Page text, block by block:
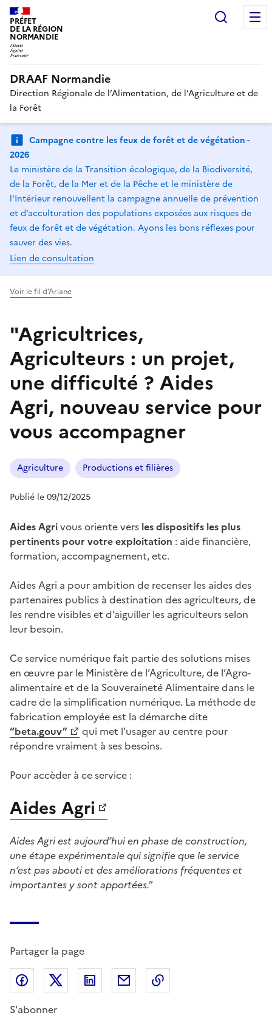
PRÉFET
DE LA RÉGION
NORMANDIE
DRAAF Normandie
Direction Régionale de l’Alimentation, de l’Agriculture et de
la Forêt
Campagne contre les feux de forêt et de végétation -
2026
Le ministère de la Transition écologique, de la Biodiversité,
de la Forêt, de la Mer et de la Pêche et le ministère de
l’Intérieur renouvellent la campagne annuelle de prévention
et d’acculturation des populations exposées aux risques de
feux de forêt et de végétation. Ayons les bons réflexes pour
sauver des vies.
Lien de consultation
Voir le fil d'Ariane
"Agricultrices,
Agriculteurs : un projet,
une difficulté ? Aides
Agri, nouveau service pour
vous accompagner
Agriculture Productions et filières
Publié le 09/12/2025
Aides Agrivous oriente vers les dispositifs les plus
pertinents pour votre exploitation : aide financière,
formation, accompagnement, etc.
Aides Agri a pour ambition de recenser les aides des
partenaires publics à destination des agriculteurs, de
les rendre visibles et d’aiguiller les agriculteurs selon
leur besoin.
Ce service numérique fait partie des solutions mises
en œuvre par le Ministère de l’Agriculture, de l’Agro-
alimentaire et de la Souveraineté Alimentaire dans le
cadre de la simplification numérique. La méthode de
fabrication employée est la démarche dite
“beta.gouv”
qui met l’usager au centre pour
répondre vraiment à ses besoins.
Pour accèder à ce service :
Aides Agri
Aides Agri est aujourd’hui en phase de construction,
une étape expérimentale qui signifie que le service
n’est pas abouti et des améliorations fréquentes et
importantes y sont apportées."
Partager la page
Partager sur Facebook
Partager sur X (anciennement Twitter)
Partager sur LinkedIn
Partager par email
S'abonner